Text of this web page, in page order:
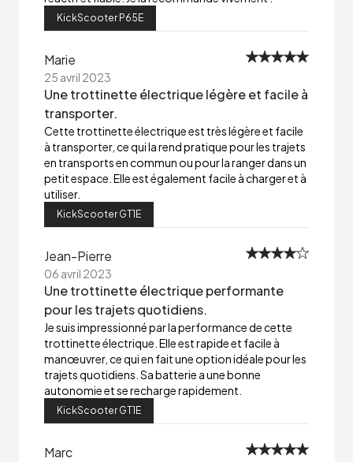
KickScooter P65E
Marie
25 avril 2023
Une trottinette électrique légère et facile à
transporter.
Cette trottinette électrique est très légère et facile
à transporter, ce qui la rend pratique pour les trajets
en transports en commun ou pour la ranger dans un
petit espace. Elle est également facile à charger et à
utiliser.
KickScooter GT1E
Jean-Pierre
06 avril 2023
Une trottinette électrique performante
pour les trajets quotidiens.
Je suis impressionné par la performance de cette
trottinette électrique. Elle est rapide et facile à
manœuvrer, ce qui en fait une option idéale pour les
trajets quotidiens. Sa batterie a une bonne
autonomie et se recharge rapidement.
KickScooter GT1E
Marc